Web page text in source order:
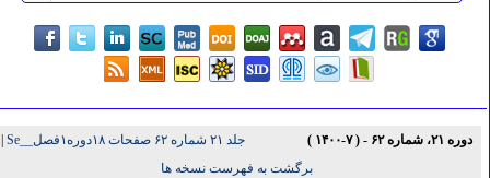
دوره ۲۱، شماره ۶۲ - ( ۷-۱۴۰۰ ) جلد ۲۱ شماره ۶۲ صفحات ۱۸دوره۱فصل__Se
|
برگشت به فهرست نسخه ها